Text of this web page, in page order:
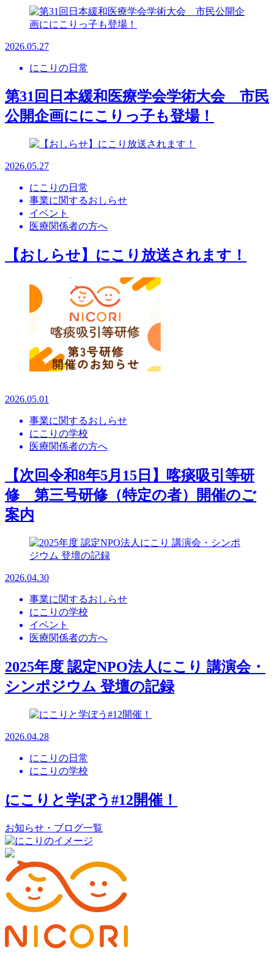
2026.05.27
にこりの日常
第31回日本緩和医療学会学術大会 市民
公開企画ににこりっ子も登場！
2026.05.27
にこりの日常
事業に関するおしらせ
イベント
医療関係者の方へ
【おしらせ】にこり放送されます！
2026.05.01
事業に関するおしらせ
にこりの学校
医療関係者の方へ
【次回令和8年5月15日】喀痰吸引等研
修 第三号研修（特定の者）開催のご
案内
2026.04.30
事業に関するおしらせ
にこりの学校
イベント
医療関係者の方へ
2025年度 認定NPO法人にこり 講演会・
シンポジウム 登壇の記録
2026.04.28
にこりの日常
にこりの学校
にこりと学ぼう#12開催！
お知らせ・ブログ一覧